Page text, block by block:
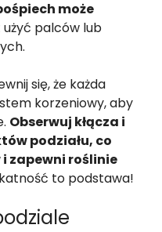
może
użyć palców lub
się, że każda
korzeniowy, aby
Obserwuj kłącza i
podziału, co
zapewni roślinie
to podstawa!